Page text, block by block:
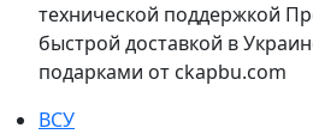
технической поддержкой
быстрой доставкой в
подарками от ckapbu.com
ВСУ